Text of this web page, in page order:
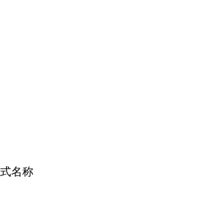
名称